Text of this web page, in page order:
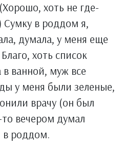
хоть не где-
Сумку в роддом я,
думала, у меня еще
хоть список
в ванной, муж все
у меня были зеленые,
врачу (он был
вечером думал
в роддом.